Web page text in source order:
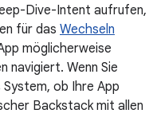
Dive-Intent aufrufen,
für das Wechseln
möglicherweise
navigiert. Wenn Sie
ob Ihre App
Backstack mit allen